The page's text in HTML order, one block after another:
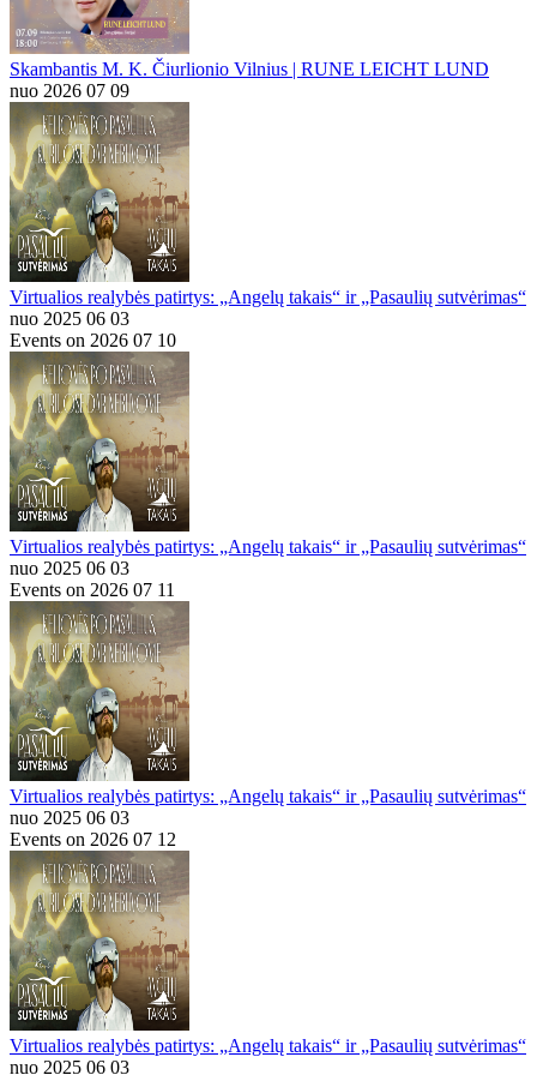
Skambantis M. K. Čiurlionio Vilnius | RUNE LEICHT LUND
nuo 2026 07 09
Virtualios realybės patirtys: „Angelų takais“ ir „Pasaulių sutvėrimas“
nuo 2025 06 03
Events on 2026 07 10
Virtualios realybės patirtys: „Angelų takais“ ir „Pasaulių sutvėrimas“
nuo 2025 06 03
Events on 2026 07 11
Virtualios realybės patirtys: „Angelų takais“ ir „Pasaulių sutvėrimas“
nuo 2025 06 03
Events on 2026 07 12
Virtualios realybės patirtys: „Angelų takais“ ir „Pasaulių sutvėrimas“
nuo 2025 06 03